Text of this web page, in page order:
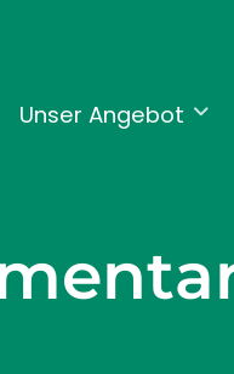
Unser Angebot